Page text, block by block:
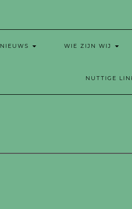
NIEUWS WIE ZIJN WIJ
NUTTIGE